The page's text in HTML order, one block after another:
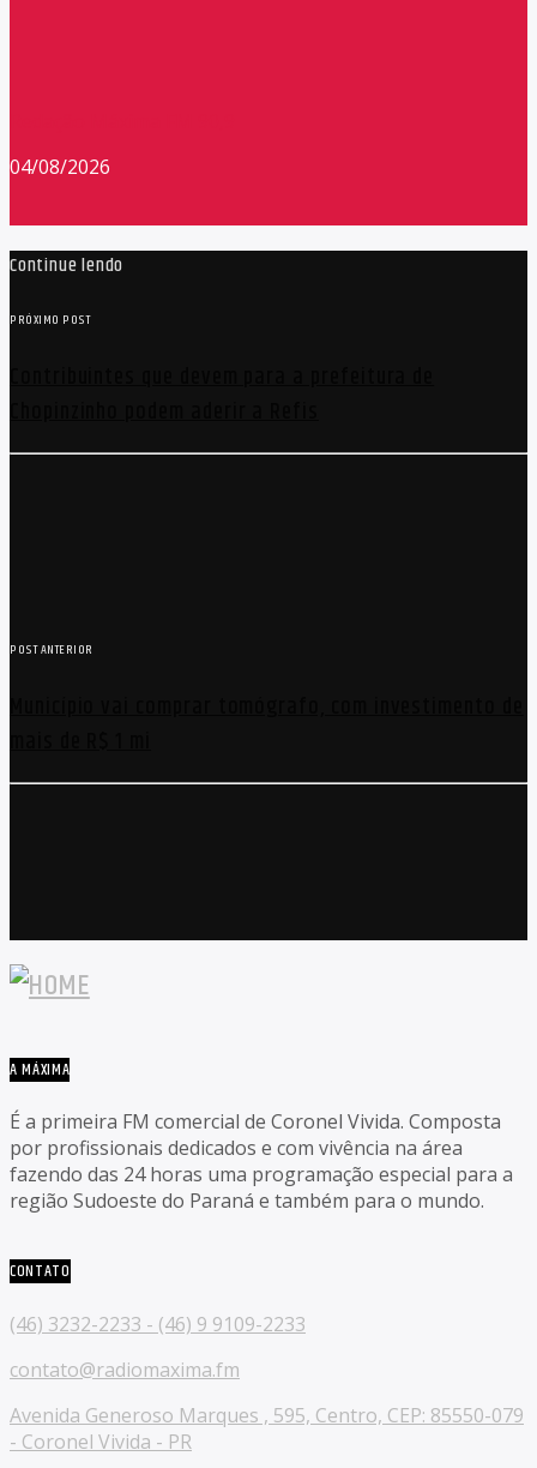
04/08/2026
Continue lendo
PRÓXIMO POST
POST ANTERIOR
A MÁXIMA
É a primeira FM comercial de Coronel Vivida. Composta
por profissionais dedicados e com vivência na área
fazendo das 24 horas uma programação especial para a
região Sudoeste do Paraná e também para o mundo.
CONTATO
(46) 3232-2233 - (46) 9 9109-2233
contato@radiomaxima.fm
Avenida Generoso Marques , 595, Centro, CEP: 85550-079
- Coronel Vivida - PR